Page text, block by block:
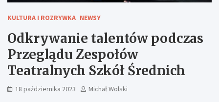
KULTURA I ROZRYWKA NEWSY
Odkrywanie talentów podczas
Przeglądu Zespołów
Teatralnych Szkół Średnich
18 października 2023 Michał Wolski